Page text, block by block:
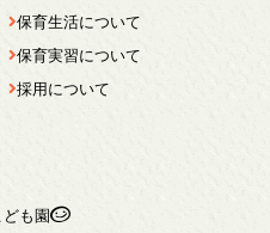
保育生活について
保育実習について
採用について
も園